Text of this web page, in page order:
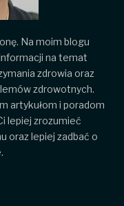
Na moim blogu
na temat
zdrowia oraz
zdrowotnych.
artykułom i poradom
lepiej zrozumieć
oraz lepiej zadbać o